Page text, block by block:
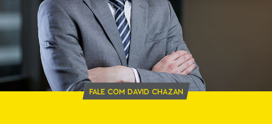
FALE COM DAVID CHAZAN